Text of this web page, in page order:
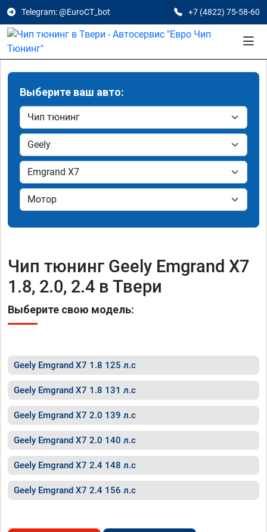
Telegram: @EuroCT_bot +7 (4822) 75-58-60
Выберите ваш авто:
Чип тюнинг Geely Emgrand X7
1.8, 2.0, 2.4 в Твери
Выберите свою модель:
Geely Emgrand X7 1.8 125 л.с
Geely Emgrand X7 1.8 131 л.с
Geely Emgrand X7 2.0 139 л.с
Geely Emgrand X7 2.0 140 л.с
Geely Emgrand X7 2.4 148 л.с
Geely Emgrand X7 2.4 156 л.с